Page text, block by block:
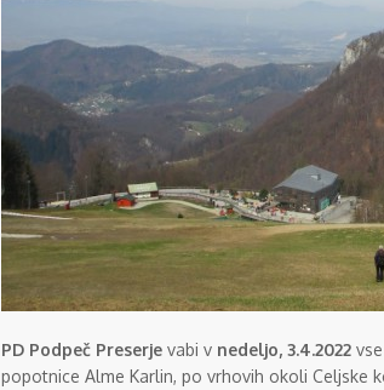
PD Podpeč Preserje vabi v nedeljo, 3.4.2022
popotnice Alme Karlin, po vrhovih okoli Celjske